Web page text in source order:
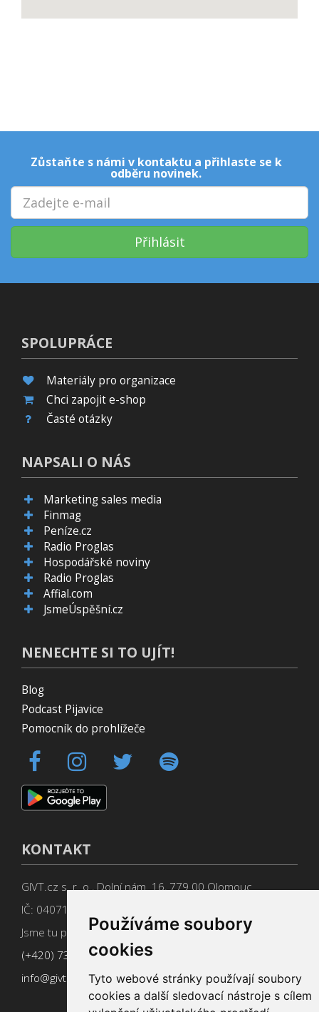
Používáme soubory
cookies
Tyto webové stránky používají soubory
cookies a další sledovací nástroje s cílem
Zůstaňte s námi v kontaktu a přihlaste se k
odběru novinek.
Přihlásit
SPOLUPRÁCE
Materiály pro organizace
Chci zapojit e-shop
Časté otázky
NAPSALI O NÁS
Marketing sales media
Finmag
Peníze.cz
Radio Proglas
Hospodářské noviny
Radio Proglas
Affial.com
JsmeÚspěšní.cz
NENECHTE SI TO UJÍT!
Blog
Podcast Pijavice
Pomocník do prohlížeče
KONTAKT
GIVT.cz s. r. o., Dolní nám. 16, 779 00 Olomouc
IČ: 04071433
Jsme tu pro Vás od 9:00 do 17:00
(+420) 737 266 402
info@givt.cz